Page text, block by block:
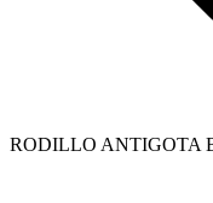
RODILLO ANTIGOTA